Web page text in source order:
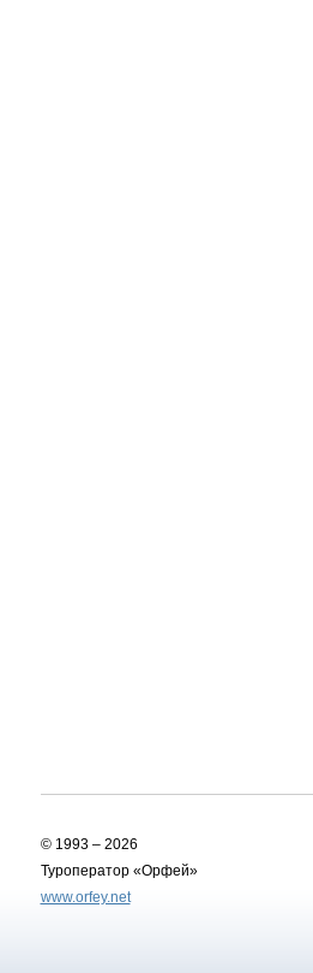
© 1993 – 2026
Туроператор «Орфей»
www.orfey.net